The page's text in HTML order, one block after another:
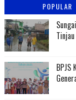
POPULAR
BPJS